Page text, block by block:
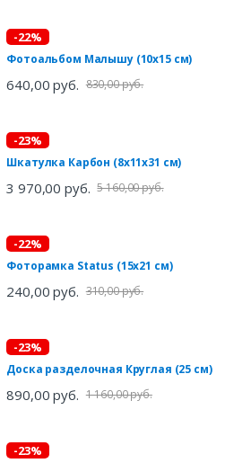
-22%
Фотоальбом Малышу (10х15 см)
640,00 руб. 830,00 руб.
-23%
Шкатулка Карбон (8х11х31 см)
3 970,00 руб. 5 160,00 руб.
-22%
Фоторамка Status (15х21 см)
240,00 руб. 310,00 руб.
-23%
Доскa рaзделочнaя Круглaя (25 см)
890,00 руб. 1 160,00 руб.
-23%